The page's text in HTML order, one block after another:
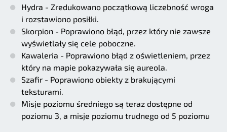
Hydra - Zredukowano początkową liczebność wroga
i rozstawiono posiłki.
Skorpion - Poprawiono błąd, przez który nie zawsze
wyświetlały się cele poboczne.
Kawaleria - Poprawiono błąd z oświetleniem, przez
który na mapie pokazywała się aureola.
Szafir - Poprawiono obiekty z brakującymi
teksturami.
Misje poziomu średniego są teraz dostępne od
poziomu 3, a misje poziomu trudnego od 5 poziomu